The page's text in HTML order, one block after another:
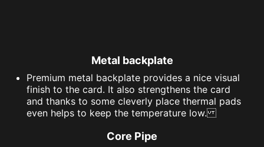
Metal backplate
Premium metal backplate provides a nice visual
finish to the card. It also strengthens the card
and thanks to some cleverly place thermal pads
even helps to keep the temperature low.
Core Pipe